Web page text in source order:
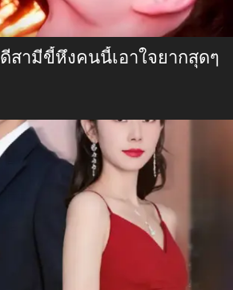
สามีขี้หึงคนนี้เอาใจยากสุดๆ